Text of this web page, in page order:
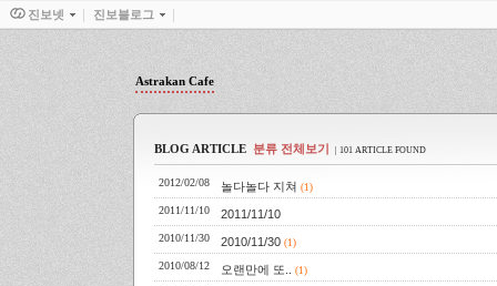
Astrakan Cafe
BLOG ARTICLE 분류 전체보기 | 101 ARTICLE FOUND
2012/02/08 놀다놀다 지쳐 (1)
2011/11/10 2011/11/10
2010/11/30 2010/11/30 (1)
2010/08/12 오랜만에 또.. (1)
진보넷 진보블로그